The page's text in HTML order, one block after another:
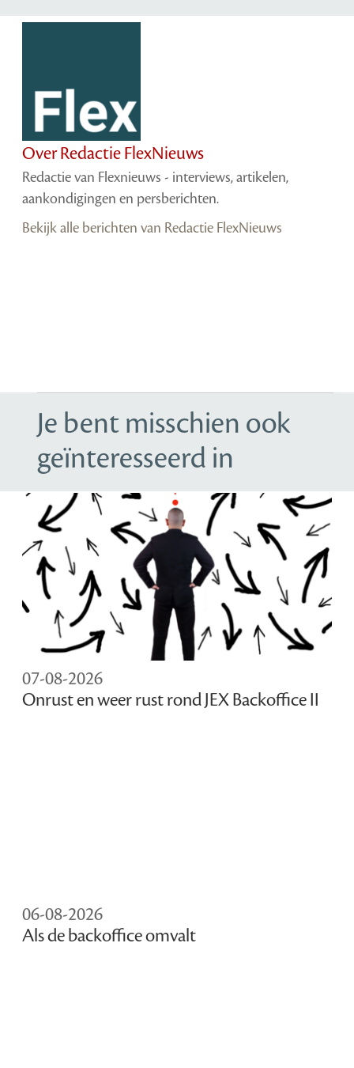
Over Redactie FlexNieuws
Redactie van Flexnieuws - interviews, artikelen,
aankondigingen en persberichten.
Bekijk alle berichten van Redactie FlexNieuws
Je bent misschien ook
geïnteresseerd in
07-08-2026
Onrust en weer rust rond JEX Backoffice II
06-08-2026
Als de backoffice omvalt